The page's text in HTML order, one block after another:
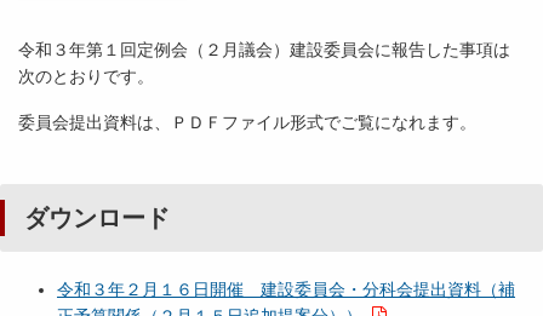
令和３年第１回定例会（２月議会）建設委員会に報告した事項は
次のとおりです。
委員会提出資料は、ＰＤＦファイル形式でご覧になれます。
ダウンロード
令和３年２月１６日開催 建設委員会・分科会提出資料（補